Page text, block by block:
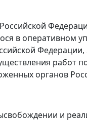
в оперативном
Федерации,
органов
и